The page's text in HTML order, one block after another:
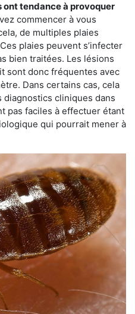
ont tendance à provoquer
commencer à vous
de multiples plaies
plaies peuvent s’infecter
bien traitées. Les lésions
sont donc fréquentes avec
Dans certains cas, cela
diagnostics cliniques dans
pas faciles à effectuer étant
qui pourrait mener à